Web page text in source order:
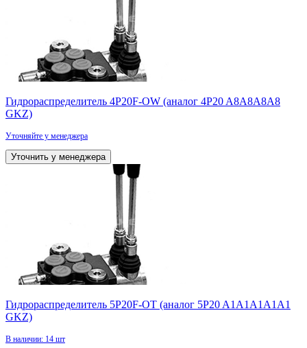
Гидрораспределитель 4P20F-OW (аналог 4P20 A8А8A8А8
GKZ)
Уточняйте у менеджера
Уточнить у менеджера
Гидрораспределитель 5P20F-OT (аналог 5P20 A1А1A1А1А1
GKZ)
В наличии: 14 шт